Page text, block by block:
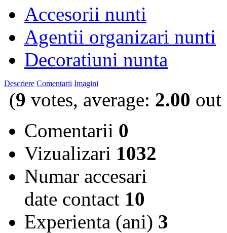
Accesorii nunti
Agentii organizari nunti
Decoratiuni nunta
Descriere Comentarii Imagini
(9 votes, average: 2.00 out
Comentarii 0
Vizualizari 1032
Numar accesari
date contact 10
Experienta (ani) 3